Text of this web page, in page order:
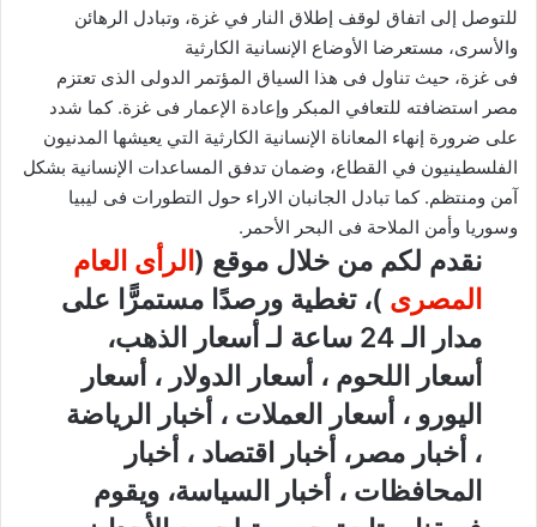
للتوصل إلى اتفاق لوقف إطلاق النار في غزة، وتبادل الرهائن
والأسرى، مستعرضا الأوضاع الإنسانية الكارثية
فى غزة، حيث تناول فى هذا السياق المؤتمر الدولى الذى تعتزم
مصر استضافته للتعافي المبكر وإعادة الإعمار فى غزة. كما شدد
على ضرورة إنهاء المعاناة الإنسانية الكارثية التي يعيشها المدنيون
الفلسطينيون في القطاع، وضمان تدفق المساعدات الإنسانية بشكل
آمن ومنتظم. كما تبادل الجانبان الاراء حول التطورات فى ليبيا
وسوريا وأمن الملاحة فى البحر الأحمر.
نقدم لكم من خلال موقع ( الرأى العام
المصرى )، تغطية ورصدًا مستمرًّا على
مدار الـ 24 ساعة لـ أسعار الذهب،
أسعار اللحوم ، أسعار الدولار ، أسعار
اليورو ، أسعار العملات ، أخبار الرياضة
، أخبار مصر، أخبار اقتصاد ، أخبار
المحافظات ، أخبار السياسة، ويقوم